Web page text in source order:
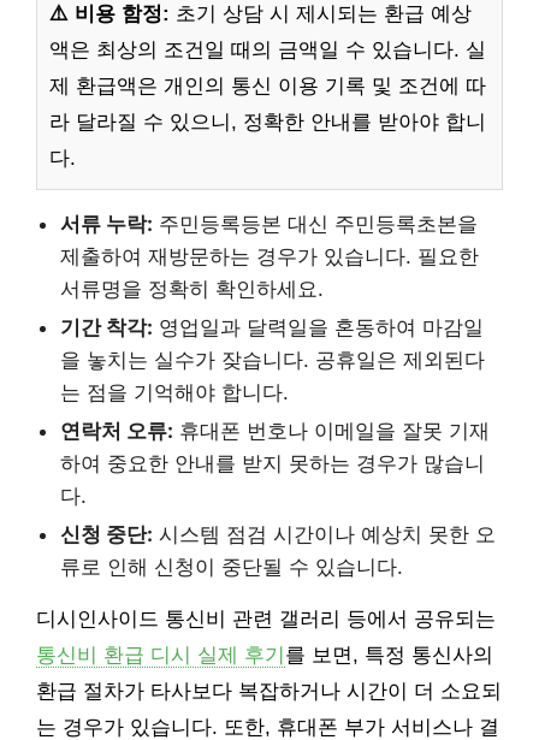
⚠️ 비용 함정: 초기 상담 시 제시되는 환급 예상
액은 최상의 조건일 때의 금액일 수 있습니다. 실
제 환급액은 개인의 통신 이용 기록 및 조건에 따
라 달라질 수 있으니, 정확한 안내를 받아야 합니
다.
서류 누락: 주민등록등본 대신 주민등록초본을
제출하여 재방문하는 경우가 있습니다. 필요한
서류명을 정확히 확인하세요.
기간 착각: 영업일과 달력일을 혼동하여 마감일
을 놓치는 실수가 잦습니다. 공휴일은 제외된다
는 점을 기억해야 합니다.
연락처 오류: 휴대폰 번호나 이메일을 잘못 기재
하여 중요한 안내를 받지 못하는 경우가 많습니
다.
신청 중단: 시스템 점검 시간이나 예상치 못한 오
류로 인해 신청이 중단될 수 있습니다.
디시인사이드 통신비 관련 갤러리 등에서 공유되는
통신비 환급 디시 실제 후기 를 보면, 특정 통신사의
환급 절차가 타사보다 복잡하거나 시간이 더 소요되
는 경우가 있습니다. 또한, 휴대폰 부가 서비스나 결